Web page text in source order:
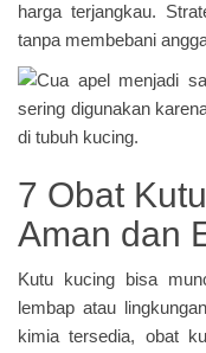
harga terjangkau.
tanpa membebani
7 Obat
Aman dan
Kutu kucing bisa
lembap atau
kimia tersedia, obat